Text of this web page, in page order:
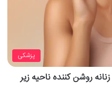
پزشکی
روشن کننده ناحیه زیر